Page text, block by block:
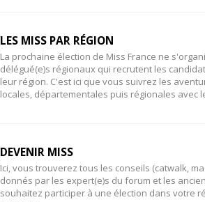
LES MISS PAR RÉGION
La prochaine élection de Miss France ne
délégué(e)s régionaux qui recrutent les
leur région. C'est ici que vous suivrez les
locales, départementales puis régionales avec
DEVENIR MISS
Ici, vous trouverez tous les conseils (catwalk,
donnés par les expert(e)s du forum et les
souhaitez participer à une élection dans votre